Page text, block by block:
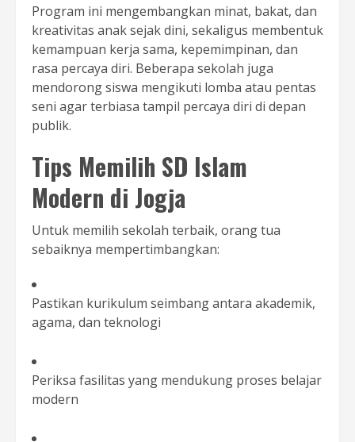
Program ini mengembangkan minat, bakat, dan
kreativitas anak sejak dini, sekaligus membentuk
kemampuan kerja sama, kepemimpinan, dan
rasa percaya diri. Beberapa sekolah juga
mendorong siswa mengikuti lomba atau pentas
seni agar terbiasa tampil percaya diri di depan
publik.
Tips Memilih SD Islam
Modern di Jogja
Untuk memilih sekolah terbaik, orang tua
sebaiknya mempertimbangkan:
Pastikan kurikulum seimbang antara akademik,
agama, dan teknologi
Periksa fasilitas yang mendukung proses belajar
modern